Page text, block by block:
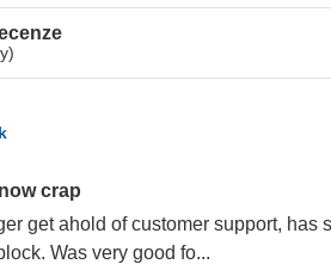
crap
get ahold of customer support, has
Was very good fo...